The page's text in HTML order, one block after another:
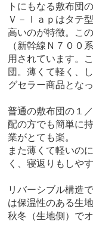
トにもなる敷布団
Ｖ－ｌａｐはタテ
高いのが特徴。こ
（新幹線Ｎ７００
用されています。
団。薄くて軽く、
グセラー商品とな
普通の敷布団の１
配の方でも簡単に
業がとても楽。
また薄くて軽いの
く、寝返りもしや
リバーシブル構造
は保温性のある生
秋冬（生地側）で